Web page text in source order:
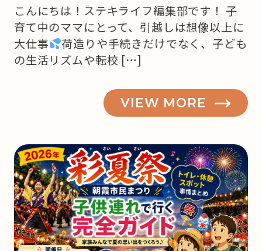
こんにちは！ステキライフ編集部です！ 子
育て中のママにとって、引越しは想像以上に
大仕事
荷造りや手続きだけでなく、子ども
の生活リズムや転校 […]
VIEW MORE